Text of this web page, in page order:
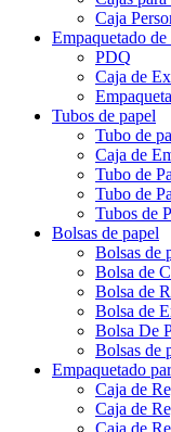
Caja
Empaquetado
PDQ
Caja de
Tubos de papel
Tubo de
Caja de
Tubo de
Tubo de
Tubos de
Bolsas de papel
Bolsas de
Bolsa de
Bolsa de
Bolsa de
Bolsa De
Bolsas de
Empaquetado
Caja de
Caja de
Caja de